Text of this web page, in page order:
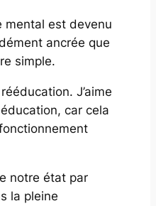
mental est devenu
ancrée que
simple.
J’aime
car cela
notre état par
la pleine